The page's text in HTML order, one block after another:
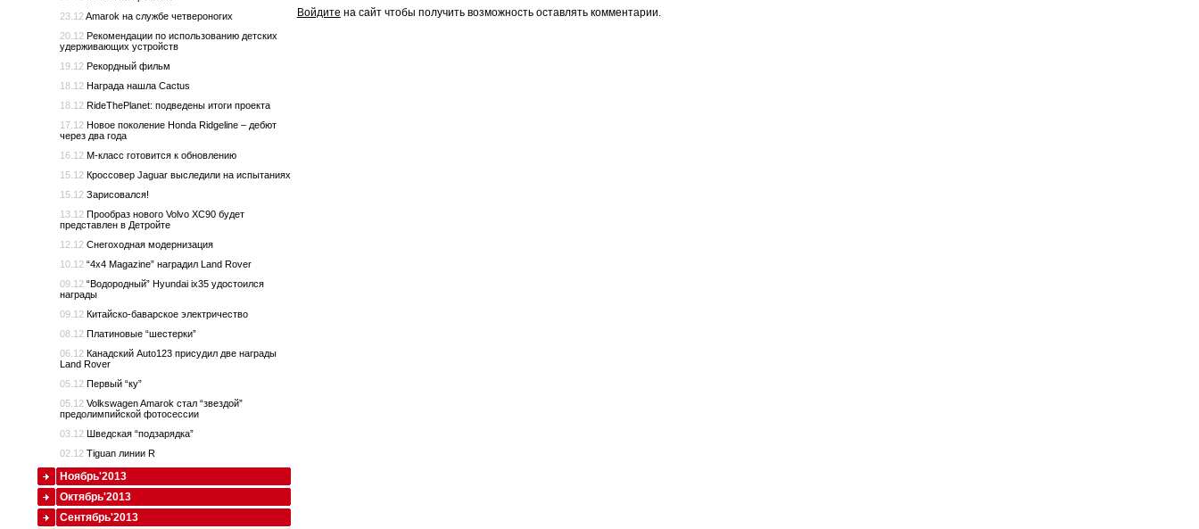
Войдите на сайт чтобы получить возможность оставлять комментарии.
23.12 Amarok на службе четвероногих
20.12 Рекомендации по использованию детских
удерживающих устройств
19.12 Рекордный фильм
18.12 Награда нашла Cactus
18.12 RideThePlanet: подведены итоги проекта
17.12 Новое поколение Honda Ridgeline – дебют
через два года
16.12 M-класс готовится к обновлению
15.12 Кроссовер Jaguar выследили на испытаниях
15.12 Зарисовался!
13.12 Прообраз нового Volvo XC90 будет
представлен в Детройте
12.12 Снегоходная модернизация
10.12 “4x4 Magazine” наградил Land Rover
09.12 “Водородный” Hyundai ix35 удостоился
награды
09.12 Китайско-баварское электричество
08.12 Платиновые “шестерки”
06.12 Канадский Auto123 присудил две награды
Land Rover
05.12 Первый “ку”
05.12 Volkswagen Amarok стал “звездой”
предолимпийской фотосессии
03.12 Шведская “подзарядка”
02.12 Tiguan линии R
Ноябрь'2013
Октябрь'2013
Сентябрь'2013